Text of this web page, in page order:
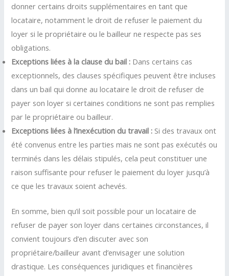
donner certains droits supplémentaires en tant que
locataire, notamment le droit de refuser le paiement du
loyer si le propriétaire ou le bailleur ne respecte pas ses
obligations.
Exceptions liées à la clause du bail : Dans certains cas
exceptionnels, des clauses spécifiques peuvent être incluses
dans un bail qui donne au locataire le droit de refuser de
payer son loyer si certaines conditions ne sont pas remplies
par le propriétaire ou bailleur.
Exceptions liées à l’inexécution du travail : Si des travaux ont
été convenus entre les parties mais ne sont pas exécutés ou
terminés dans les délais stipulés, cela peut constituer une
raison suffisante pour refuser le paiement du loyer jusqu’à
ce que les travaux soient achevés.
En somme, bien qu’il soit possible pour un locataire de
refuser de payer son loyer dans certaines circonstances, il
convient toujours d’en discuter avec son
propriétaire/bailleur avant d’envisager une solution
drastique. Les conséquences juridiques et financières